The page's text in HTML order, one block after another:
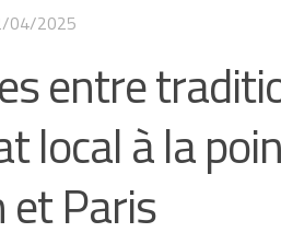
04/2025
entre
local à la
et Paris